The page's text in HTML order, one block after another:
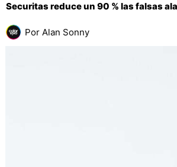
Securitas reduce un 90 % las falsas
Por Alan Sonny